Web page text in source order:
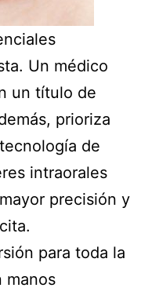
Un médico
un título de
prioriza
de
intraorales
precisión y
para toda la
manos